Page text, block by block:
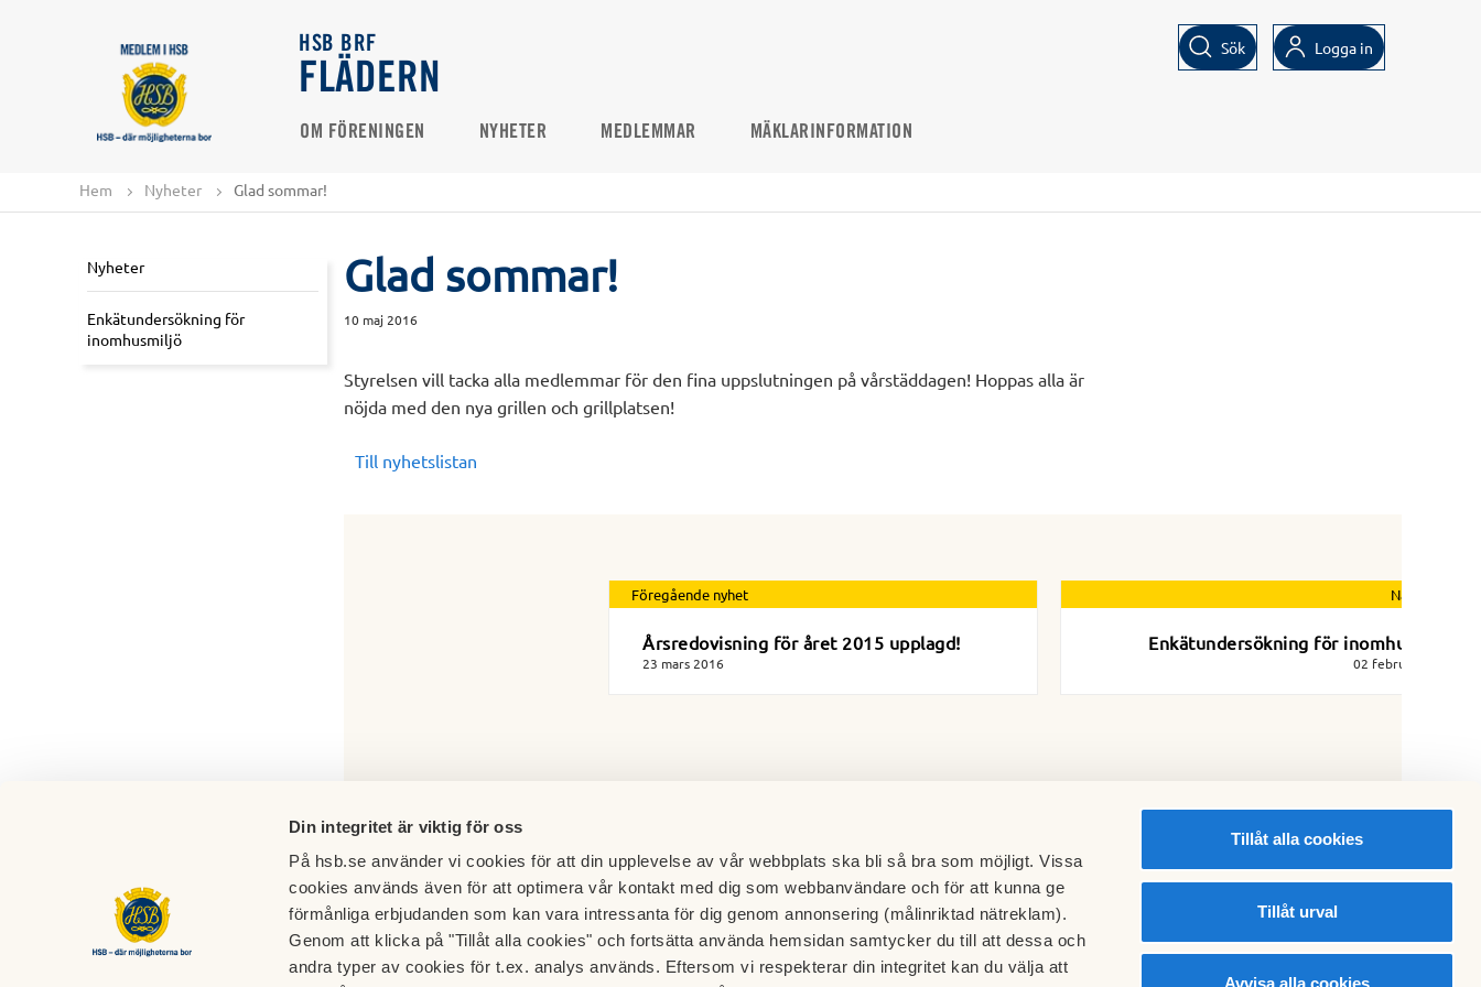
Din integritet är viktig för oss
På hsb.se använder vi cookies för att din upplevelse av vår webbplats ska bli så bra som möjligt. Vissa
cookies används även för att optimera vår kontakt med dig som webbanvändare och för att kunna ge
förmånliga erbjudanden som kan vara intressanta för dig genom annonsering (målinriktad nätreklam).
Genom att klicka på "Tillåt alla cookies" och fortsätta använda hemsidan samtycker du till att dessa och
andra typer av cookies för t.ex. analys används. Eftersom vi respekterar din integritet kan du välja att
Tillåt alla cookies
Tillåt urval
Avvisa alla cookies
HSB BRF
FLÄDERN
Sök Logga in
OM FÖRENINGEN NYHETER MEDLEMMAR MÄKLARINFORMATION
Hem Nyheter Glad sommar!
Nyheter
Enkätundersökning för
inomhusmiljö
Glad sommar!
10 maj 2016
Styrelsen vill tacka alla medlemmar för den fina uppslutningen på vårstäddagen! Hoppas alla är
nöjda med den nya grillen och grillplatsen!
Till nyhetslistan
Föregående nyhet
Årsredovisning för året 2015 upplagd!
23 mars 2016
Nästa nyhet
Enkätundersökning för inomhusmiljö
02 februari 2021
BRF Flädern